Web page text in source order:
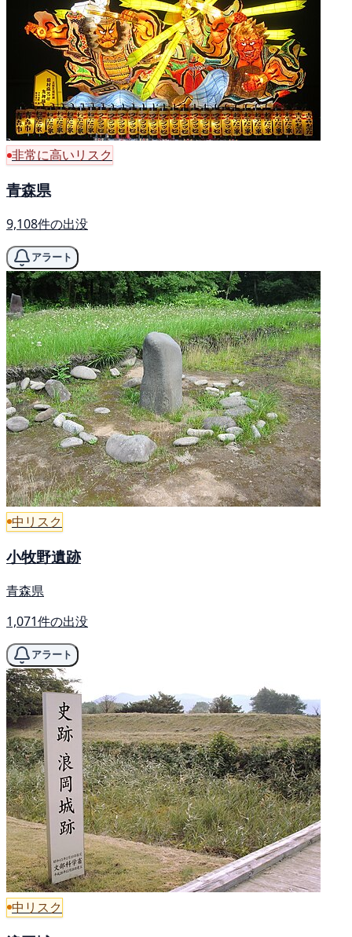
非常に高いリスク
青森県
9,108件の出没
アラート
中リスク
小牧野遺跡
青森県
1,071件の出没
アラート
中リスク